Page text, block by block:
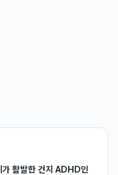
활발한 건지 ADHD인